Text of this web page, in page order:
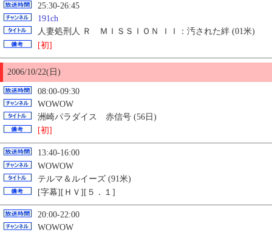
25:30-26:45
191ch
人妻処刑人 Ｒ ＭＩＳＳＩＯＮ ＩＩ：汚された絆 (01米)
[初]
2006/10/22(日)
08:00-09:30
WOWOW
洲崎パラダイス 赤信号 (56日)
[初]
13:40-16:00
WOWOW
テルマ＆ルイーズ (91米)
[字幕][ＨＶ][５．１]
20:00-22:00
WOWOW